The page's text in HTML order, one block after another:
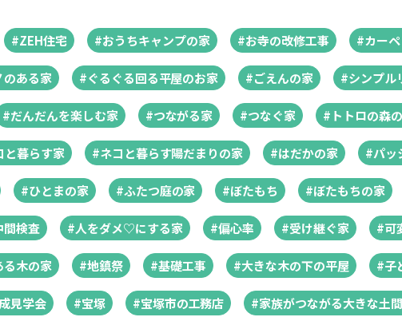
#ZEH住宅 #おうちキャンプの家 #お寺の改修工事 #カー
のある家 #ぐるぐる回る平屋のお家 #ごえんの家 #シンプル
#だんだんを楽しむ家 #つながる家 #つなぐ家 #トトロの森
と暮らす家 #ネコと暮らす陽だまりの家 #はだかの家 #パッ
#ひとまの家 #ふたつ庭の家 #ぼたもち #ぼたもちの家
間検査 #人をダメ♡にする家 #偏心率 #受け継ぐ家 #可
る木の家 #地鎮祭 #基礎工事 #大きな木の下の平屋 #子
見学会 #宝塚 #宝塚市の工務店 #家族がつながる大きな土